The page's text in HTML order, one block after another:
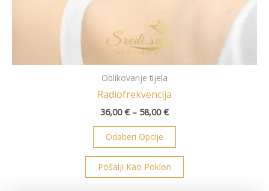
Oblikovanje tijela
Radiofrekvencija
36,00€ – 58,00€
Odaberi Opcije
Pošalji Kao Poklon